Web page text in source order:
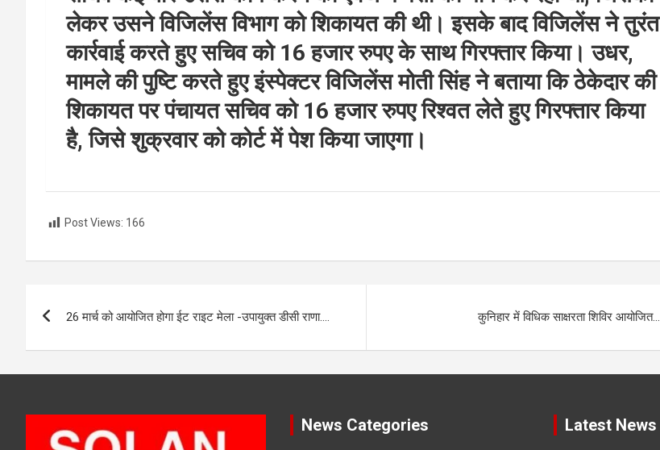
लेकर उसने विजिलेंस विभाग को शिकायत की थी। इसके बाद विजिलेंस ने तुरंत
कार्रवाई करते हुए सचिव को 16 हजार रुपए के साथ गिरफ्तार किया। उधर,
मामले की पुष्टि करते हुए इंस्पेक्टर विजिलेंस मोती सिंह ने बताया कि ठेकेदार की
शिकायत पर पंचायत सचिव को 16 हजार रुपए रिश्वत लेते हुए गिरफ्तार किया
है, जिसे शुक्रवार को कोर्ट में पेश किया जाएगा।
Post Views: 166
26 मार्च को आयोजित होगा ईट राइट मेला -उपायुक्त डीसी राणा…. कुनिहार में विधिक साक्षरता शिविर आयोजित…..
News Categories Latest News